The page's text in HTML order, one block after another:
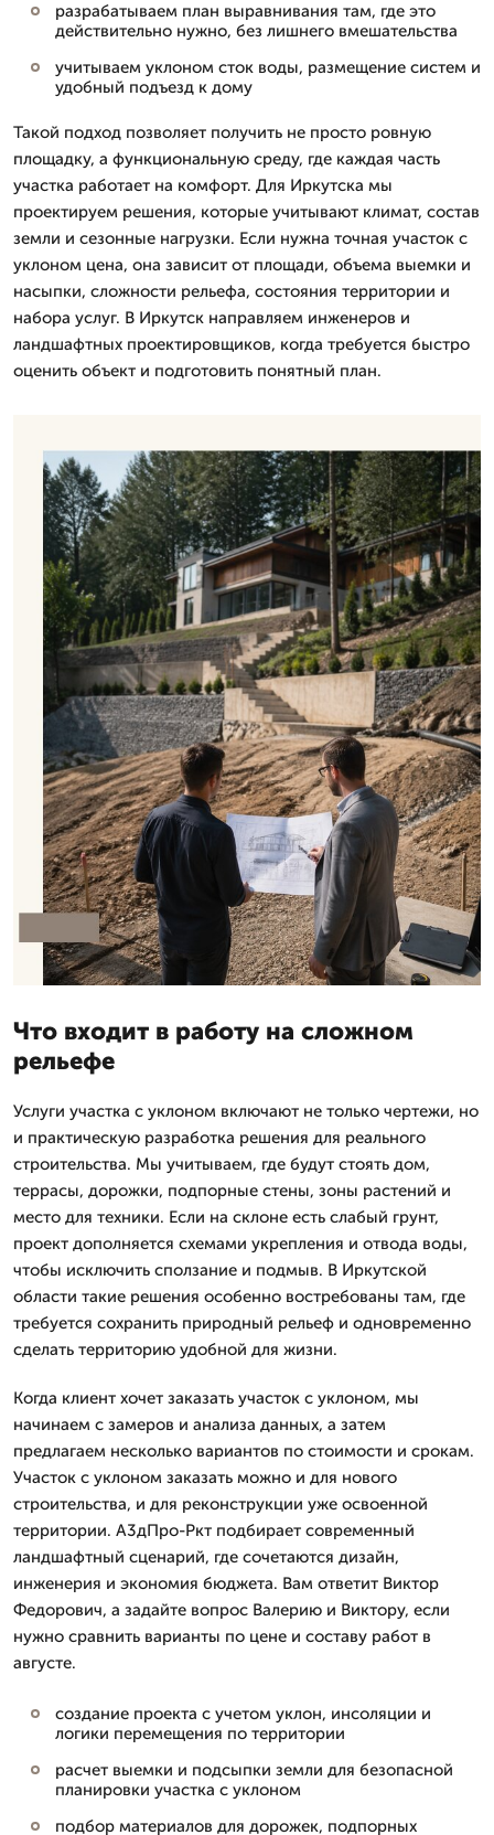
разрабатываем план выравнивания там, где это
действительно нужно, без лишнего вмешательства
учитываем уклоном сток воды, размещение систем и
удобный подъезд к дому
Такой подход позволяет получить не просто ровную
площадку, а функциональную среду, где каждая часть
участка работает на комфорт. Для Иркутска мы
проектируем решения, которые учитывают климат, состав
земли и сезонные нагрузки. Если нужна точная участок с
уклоном цена, она зависит от площади, объема выемки и
насыпки, сложности рельефа, состояния территории и
набора услуг. В Иркутск направляем инженеров и
ландшафтных проектировщиков, когда требуется быстро
оценить объект и подготовить понятный план.
Что входит в работу на сложном
рельефе
Услуги участка с уклоном включают не только чертежи, но
и практическую разработка решения для реального
строительства. Мы учитываем, где будут стоять дом,
террасы, дорожки, подпорные стены, зоны растений и
место для техники. Если на склоне есть слабый грунт,
проект дополняется схемами укрепления и отвода воды,
чтобы исключить сползание и подмыв. В Иркутской
области такие решения особенно востребованы там, где
требуется сохранить природный рельеф и одновременно
сделать территорию удобной для жизни.
Когда клиент хочет заказать участок с уклоном, мы
начинаем с замеров и анализа данных, а затем
предлагаем несколько вариантов по стоимости и срокам.
Участок с уклоном заказать можно и для нового
строительства, и для реконструкции уже освоенной
территории. А3дПро-Ркт подбирает современный
ландшафтный сценарий, где сочетаются дизайн,
инженерия и экономия бюджета. Вам ответит Виктор
Федорович, а задайте вопрос Валерию и Виктору, если
нужно сравнить варианты по цене и составу работ в
августе.
создание проекта с учетом уклон, инсоляции и
логики перемещения по территории
расчет выемки и подсыпки земли для безопасной
планировки участка с уклоном
подбор материалов для дорожек, подпорных